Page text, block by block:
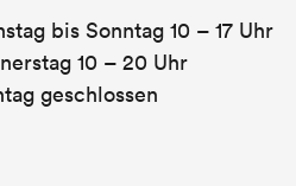
bis Sonntag 10 – 17 Uhr
10 – 20 Uhr
geschlossen